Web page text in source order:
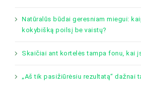
Natūralūs būdai geresniam miegui:
kokybišką poilsį be vaistų?
Skaičiai ant kortelės tampa fonu, kai
„Aš tik pasižiūrėsiu rezultatą“ dažnai